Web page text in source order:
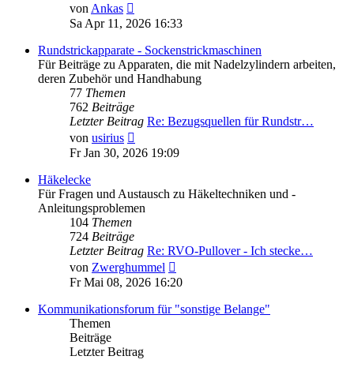
vonAnkas
Beitrag
Sa Apr 11, 2026 16:33
Rundstrickapparate - Sockenstrickmaschinen
Für Beiträge zu Apparaten, die mit Nadelzylindern arbeiten,
deren Zubehör und Handhabung
77 Themen
762 Beiträge
Letzter Beitrag Re: Bezugsquellen für Rundstr…
von usirius
Beitrag
Fr Jan 30, 2026 19:09
Häkelecke
Für Fragen und Austausch zu Häkeltechniken und -
Anleitungsproblemen
104 Themen
724 Beiträge
Letzter Beitrag Re: RVO-Pullover - Ich stecke…
von Zwerghummel
Beitrag
Fr Mai 08, 2026 16:20
Kommunikationsforum für "sonstige Belange"
Themen
Beiträge
Letzter Beitrag